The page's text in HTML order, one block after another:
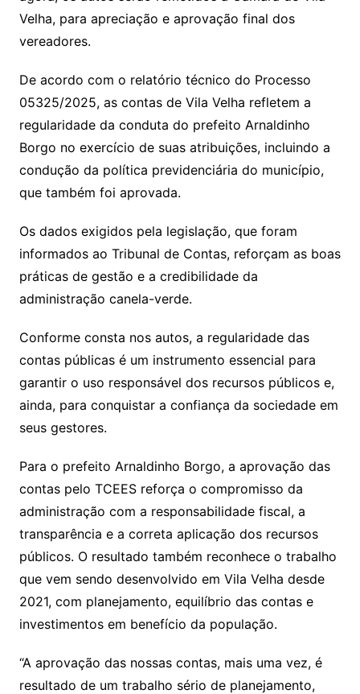
Velha, para apreciação e aprovação final dos
vereadores.
De acordo com o relatório técnico do Processo
05325/2025, as contas de Vila Velha refletem a
regularidade da conduta do prefeito Arnaldinho
Borgo no exercício de suas atribuições, incluindo a
condução da política previdenciária do município,
que também foi aprovada.
Os dados exigidos pela legislação, que foram
informados ao Tribunal de Contas, reforçam as boas
práticas de gestão e a credibilidade da
administração canela-verde.
Conforme consta nos autos, a regularidade das
contas públicas é um instrumento essencial para
garantir o uso responsável dos recursos públicos e,
ainda, para conquistar a confiança da sociedade em
seus gestores.
Para o prefeito Arnaldinho Borgo, a aprovação das
contas pelo TCEES reforça o compromisso da
administração com a responsabilidade fiscal, a
transparência e a correta aplicação dos recursos
públicos. O resultado também reconhece o trabalho
que vem sendo desenvolvido em Vila Velha desde
2021, com planejamento, equilíbrio das contas e
investimentos em benefício da população.
“A aprovação das nossas contas, mais uma vez, é
resultado de um trabalho sério de planejamento,